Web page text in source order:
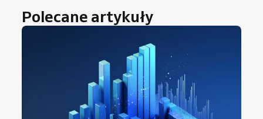
Polecane artykuły